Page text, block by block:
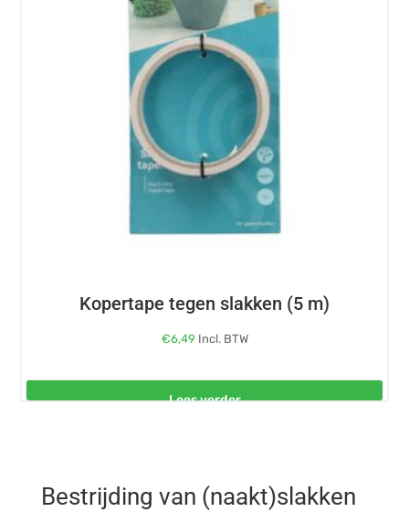
Kopertape tegen slakken (5 m)
€6,49 Incl. BTW
Lees verder
Bestrijding van (naakt)slakken